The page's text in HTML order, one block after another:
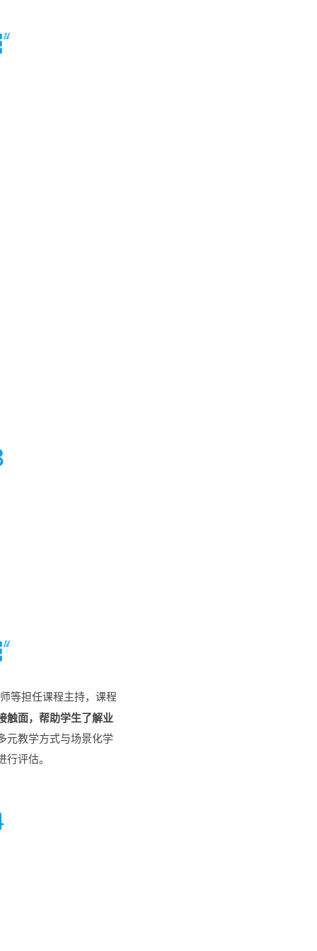
等担任课程主持，课程
触面，帮助学生了解业
元教学方式与场景化学
评估。